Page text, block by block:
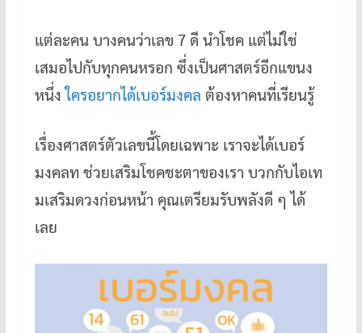
แต่ละคน บางคนว่าเลข 7 ดี นำโชค แต่ไม่ใช่
เสมอไปกับทุกคนหรอก ซึ่งเป็นศาสตร์อีกแขนง
หนึ่งใครอยากได้เบอร์มงคล ต้องหาคนที่เรียนรู้
เรื่องศาสตร์ตัวเลขนี้โดยเฉพาะ เราจะได้เบอร์
มงคลท ช่วยเสริมโชคชะตาของเรา บวกกับไอเท
มเสริมดวงก่อนหน้า คุณเตรียมรับพลังดี ๆ ได้
เลย